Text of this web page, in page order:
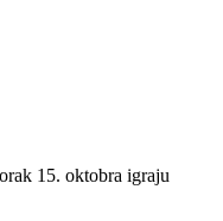
15. oktobra igraju